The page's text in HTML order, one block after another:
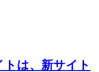
は、新サイト